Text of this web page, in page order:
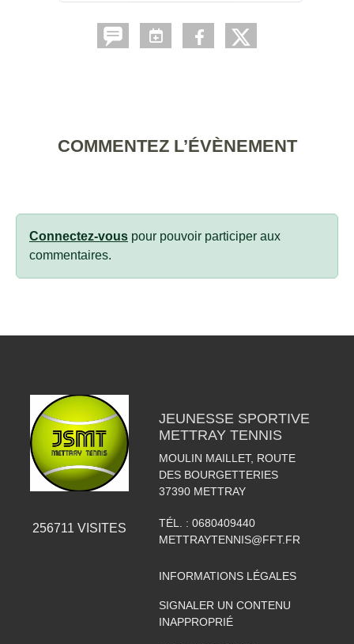
COMMENTEZ L’ÉVÈNEMENT
Connectez-vous pour pouvoir participer aux
commentaires.
256711 VISITES
JEUNESSE SPORTIVE
METTRAY TENNIS
MOULIN MAILLET, ROUTE
DES BOURGETTERIES
37390 METTRAY
TÉL. : 0680409440
METTRAYTENNIS@FFT.FR
INFORMATIONS LÉGALES
SIGNALER UN CONTENU
INAPPROPRIÉ